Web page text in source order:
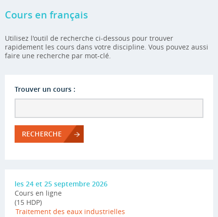
Cours en français
Utilisez l'outil de recherche ci-dessous pour trouver
rapidement les cours dans votre discipline. Vous pouvez aussi
faire une recherche par mot-clé.
Trouver un cours :
RECHERCHE
les 24 et 25 septembre 2026
Cours en ligne
(15 HDP)
Traitement des eaux industrielles